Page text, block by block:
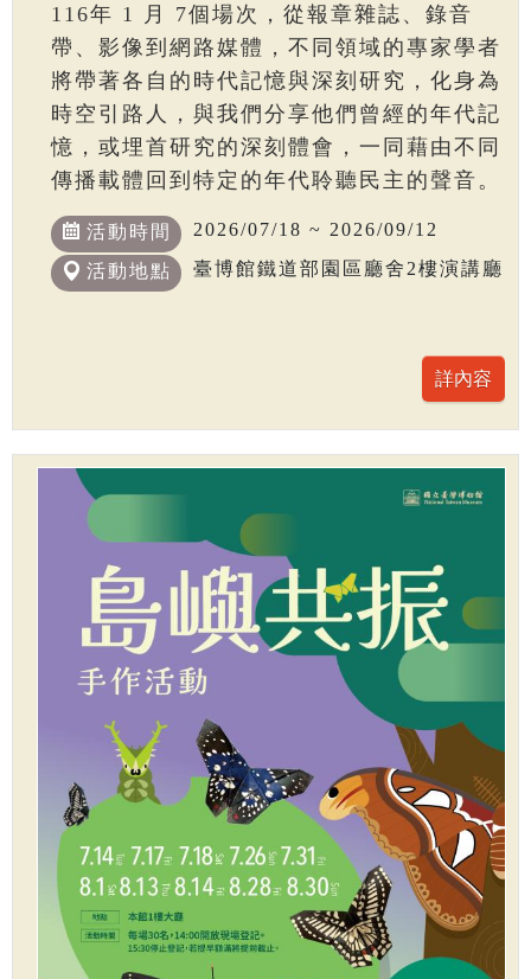
116年 1 月 7個場次，從報章雜誌、錄音
帶、影像到網路媒體，不同領域的專家學者
將帶著各自的時代記憶與深刻研究，化身為
時空引路人，與我們分享他們曾經的年代記
憶，或埋首研究的深刻體會，一同藉由不同
傳播載體回到特定的年代聆聽民主的聲音。
活動時間 2026/07/18 ~ 2026/09/12
活動地點 臺博館鐵道部園區廳舍2樓演講廳